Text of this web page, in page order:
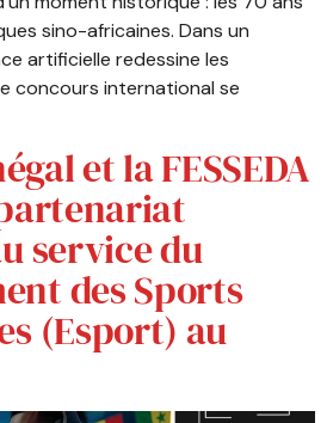
sino-africaines. Dans un
artificielle redessine les
concours international se
et la FESSEDA
service du
des Sports
(Esport) au